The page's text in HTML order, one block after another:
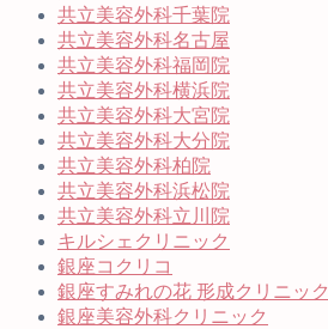
共立美容外科千葉院
共立美容外科名古屋
共立美容外科福岡院
共立美容外科横浜院
共立美容外科大宮院
共立美容外科大分院
共立美容外科柏院
共立美容外科浜松院
共立美容外科立川院
キルシェクリニック
銀座コクリコ
銀座すみれの花 形成クリニック
銀座美容外科クリニック